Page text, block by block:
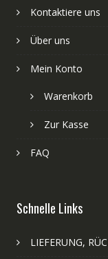
Kontaktiere uns
Über uns
Mein Konto
Warenkorb
Zur Kasse
FAQ
Schnelle Links
LIEFERUNG,